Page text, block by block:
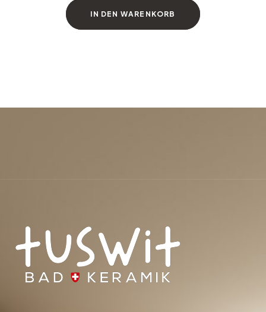
IN DEN WARENKORB